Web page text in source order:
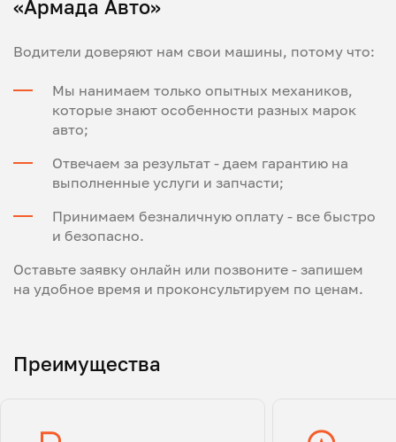
«Армада Авто»
Водители доверяют нам свои машины, потому что:
Мы нанимаем только опытных механиков,
которые знают особенности разных марок
авто;
Отвечаем за результат - даем гарантию на
выполненные услуги и запчасти;
Принимаем безналичную оплату - все быстро
и безопасно.
Оставьте заявку онлайн или позвоните - запишем
на удобное время и проконсультируем по ценам.
Преимущества